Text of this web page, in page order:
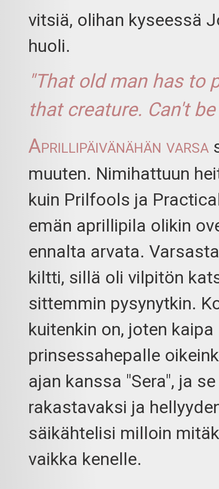
vitsiä, olihan kyseessä
huoli.
"That old man has to
that creature. Can't
Aprillipäivänähän varsa
muuten. Nimihattuun
kuin Prilfools ja
emän aprillipila olikin
ennalta arvata.
kiltti, sillä oli vilpitön
sittemmin pysynytkin.
kuitenkin on, joten
prinsessahepalle
ajan kanssa "Sera", ja
rakastavaksi ja
säikähtelisi milloin
vaikka kenelle.